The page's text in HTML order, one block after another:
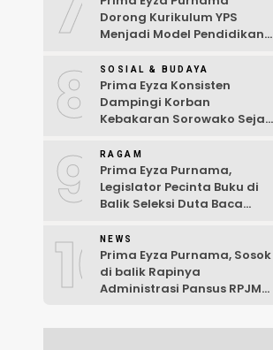
Dorong Kurikulum YPS
Menjadi Model Pendidikan
8 SOSIAL & BUDAYA
Prima Eyza Konsisten
Dampingi Korban
Kebakaran Sorowako Sejak
9 RAGAM
Prima Eyza Purnama,
Legislator Pecinta Buku di
Balik Seleksi Duta Baca
10NEWS
Prima Eyza Purnama, Sosok
di balik Rapinya
Administrasi Pansus RPJMD